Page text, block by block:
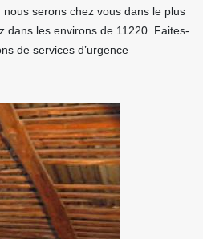
serons chez vous dans le plus
dans les environs de 11220. Faites-
de services d’urgence